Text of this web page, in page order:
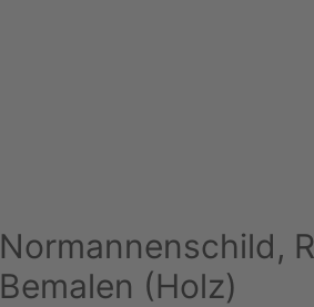
Normannenschild,
Bemalen (Holz)